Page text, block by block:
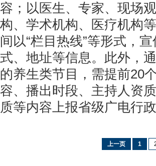
容；以医生、专家、现场
构、学术机构、医疗机构
间以“栏目热线”等形式，
式、地址等信息。此外，
的养生类节目，需提前20
容、播出时段、主持人资
质等内容上报省级广电行
上一页 1